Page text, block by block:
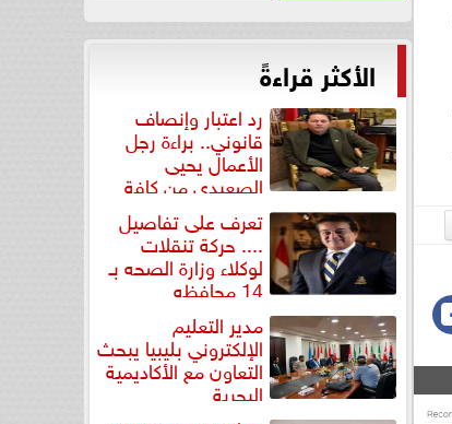
الأكثر قراءةً
رد اعتبار وإنصاف
قانوني.. براءة رجل
الأعمال يحيى
الصعيدي من كافة
التهم... تعرف على تفاصيل
.... حركة تنقلات
لوكلاء وزارة الصحه بـ
14 محافظه
مدير التعليم
الإلكتروني بليبيا يبحث
التعاون مع الأكاديمية
البحرية